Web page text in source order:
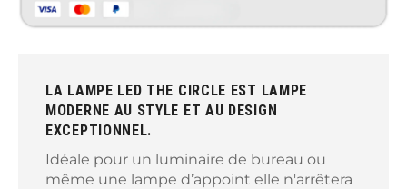
LA LAMPE LED THE CIRCLE EST LAMPE
MODERNE AU STYLE ET AU DESIGN
EXCEPTIONNEL.
Idéale pour un luminaire de bureau ou
même une lampe d’appoint elle n'arrêtera